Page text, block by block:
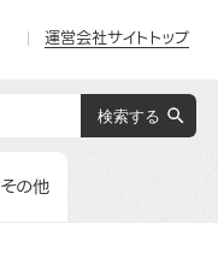
運営会社サイトトップ
その他